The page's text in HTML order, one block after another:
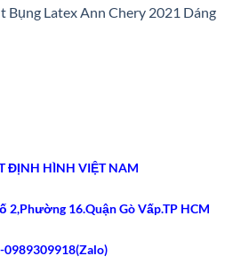
Bụng Latex Ann Chery 2021 Dáng
ĐỊNH HÌNH VIỆT NAM
2,Phường 16.Quận Gò Vấp.TP HCM